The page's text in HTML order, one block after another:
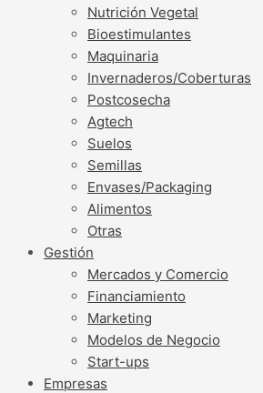
Nutrición Vegetal
Bioestimulantes
Maquinaria
Invernaderos/Coberturas
Postcosecha
Agtech
Suelos
Semillas
Envases/Packaging
Alimentos
Otras
Gestión
Mercados y Comercio
Financiamiento
Marketing
Modelos de Negocio
Start-ups
Empresas